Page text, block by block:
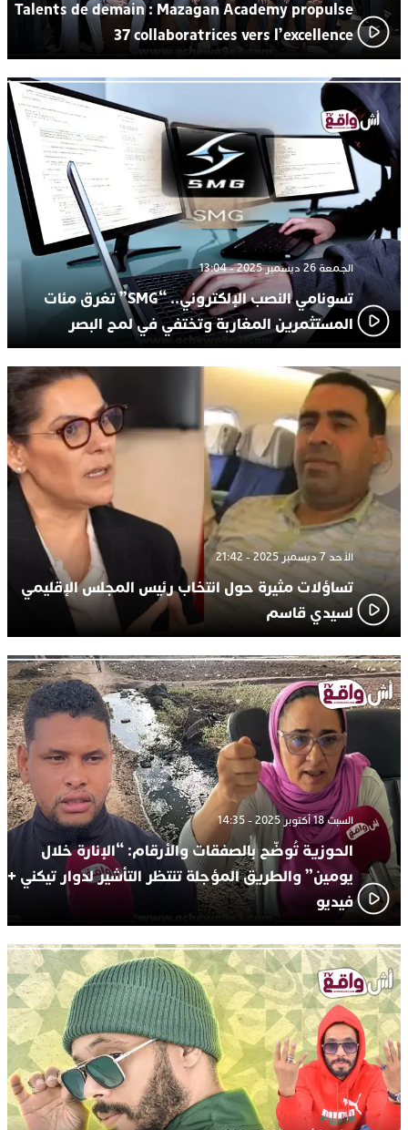
Talents de demain : Mazagan Academy propulse
37 collaboratrices vers l’excellence
الجمعة 26 ديسمبر 2025 - 13:04
تسونامي النصب الإلكتروني.. “SMG” تغرق مئات
المستثمرين المغاربة وتختفي في لمح البصر
الأحد 7 ديسمبر 2025 - 21:42
تساؤلات مثيرة حول انتخاب رئيس المجلس الإقليمي
لسيدي قاسم
السبت 18 أكتوبر 2025 - 14:35
الحوزية تُوضّح بالصفقات والأرقام: “الإنارة خلال
يومين” والطريق المؤجلة تنتظر التأشير لدوار تيكني +
فيديو